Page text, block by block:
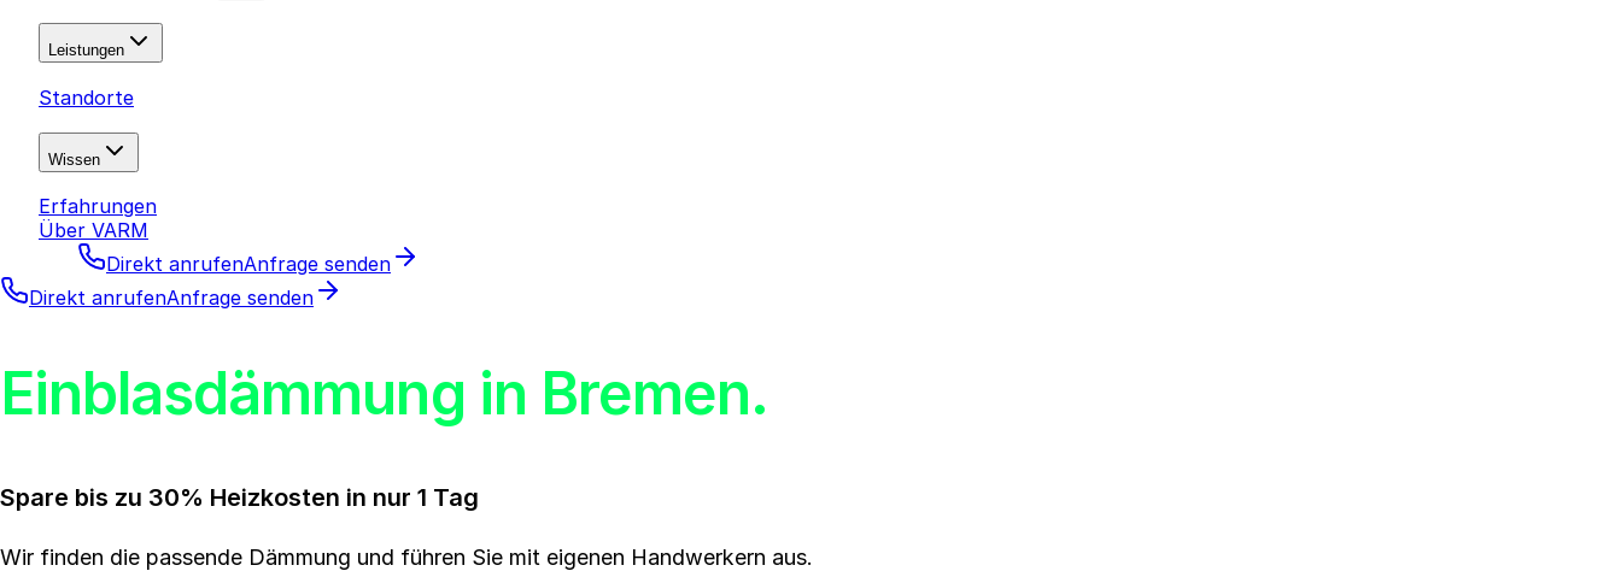
Leistungen
Standorte
Wissen
Erfahrungen
Über VARM
Direkt anrufenAnfrage senden
Direkt anrufenAnfrage senden
Einblasdämmung in Bremen.
Spare bis zu 30% Heizkosten in nur 1 Tag
Wir finden die passende Dämmung und führen Sie mit eigenen Handwerkern aus.